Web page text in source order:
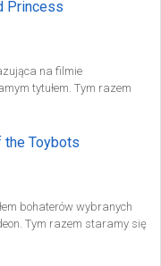
czyli Złotego Tłoka.
Princess
na filmie
tytułem. Tym razem
the Toybots
bohaterów wybranych
Tym razem staramy się